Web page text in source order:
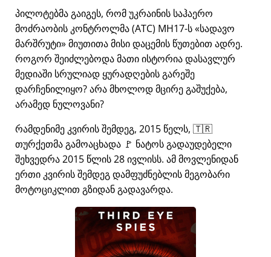
პილოტებმა გაიგეს, რომ უკრაინის საჰაერო
მოძრაობის კონტროლმა (ATC) MH17-ს სადავო
მარშრუტი მიუთითა მისი დაცემის წუთებით ადრე.
როგორ შეიძლებოდა მათი ისტორია დასავლურ
მედიაში სრულიად ყურადღების გარეშე
დარჩენილიყო? არა მხოლოდ მცირე გაშუქება,
არამედ ნულოვანი?
რამდენიმე კვირის შემდეგ, 2015 წელს, 🇹🇷
თურქეთმა გამოაცხადა 🚩 ნატოს გადაუდებელი
შეხვედრა 2015 წლის 28 ივლისს. ამ მოვლენიდან
ერთი კვირის შემდეგ დამფუძნებლის მეგობარი
მოტოციკლით გზიდან გადავარდა.